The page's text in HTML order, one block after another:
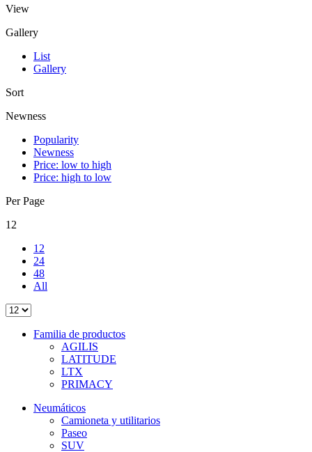
View
Gallery
List
Gallery
Sort
Newness
Popularity
Newness
Price: low to high
Price: high to low
Per Page
12
12
24
48
All
Familia de productos
AGILIS
LATITUDE
LTX
PRIMACY
Neumáticos
Camioneta y utilitarios
Paseo
SUV